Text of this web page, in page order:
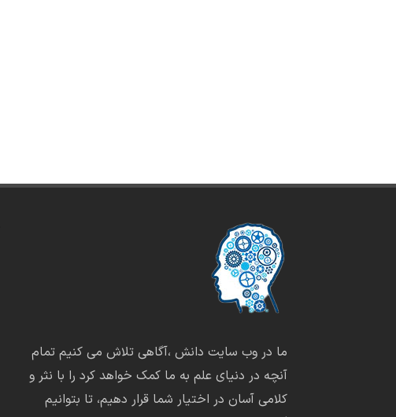
ما در وب سایت دانش ،آگاهی تلاش می کنیم تمام
آنچه در دنیای علم به ما کمک خواهد کرد را با نثر و
کلامی آسان در اختیار شما قرار دهیم، تا بتوانیم